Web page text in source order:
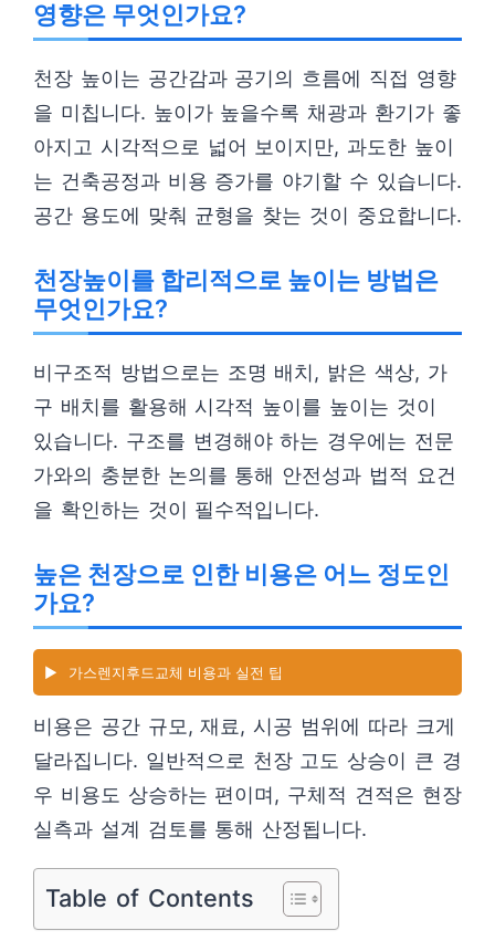
영향은 무엇인가요?
천장 높이는 공간감과 공기의 흐름에 직접 영향
을 미칩니다. 높이가 높을수록 채광과 환기가 좋
아지고 시각적으로 넓어 보이지만, 과도한 높이
는 건축공정과 비용 증가를 야기할 수 있습니다.
공간 용도에 맞춰 균형을 찾는 것이 중요합니다.
천장높이를 합리적으로 높이는 방법은
무엇인가요?
비구조적 방법으로는 조명 배치, 밝은 색상, 가
구 배치를 활용해 시각적 높이를 높이는 것이
있습니다. 구조를 변경해야 하는 경우에는 전문
가와의 충분한 논의를 통해 안전성과 법적 요건
을 확인하는 것이 필수적입니다.
높은 천장으로 인한 비용은 어느 정도인
가요?
▶️ 가스렌지후드교체 비용과 실전 팁
비용은 공간 규모, 재료, 시공 범위에 따라 크게
달라집니다. 일반적으로 천장 고도 상승이 큰 경
우 비용도 상승하는 편이며, 구체적 견적은 현장
실측과 설계 검토를 통해 산정됩니다.
Table of Contents